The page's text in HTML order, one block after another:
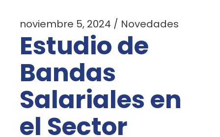
noviembre 5, 2024 Novedades
Estudio de
Bandas
Salariales en
el Sector